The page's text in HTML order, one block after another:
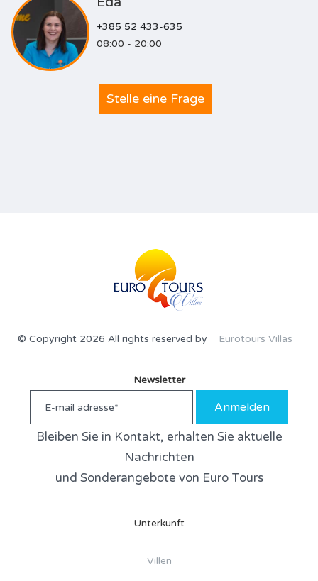
+385 52 433-635
08:00 - 20:00
Stelle eine Frage
© Copyright 2026 All rights reserved by Eurotours Villas
Newsletter
Anmelden
Bleiben Sie in Kontakt, erhalten Sie aktuelle
Nachrichten
und Sonderangebote von Euro Tours
Unterkunft
Villen